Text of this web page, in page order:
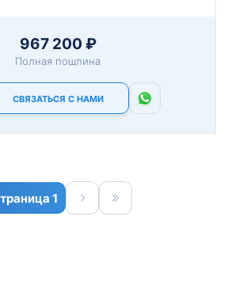
967 200 ₽
Полная пошлина
СВЯЗАТЬСЯ С НАМИ
1